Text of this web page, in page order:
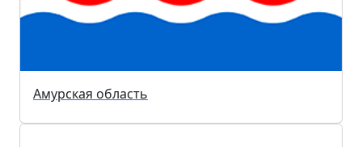
Амурская область